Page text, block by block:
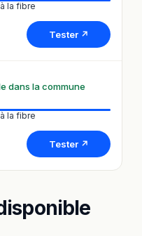
la fibre
Tester ↗
dans la commune
la fibre
Tester ↗